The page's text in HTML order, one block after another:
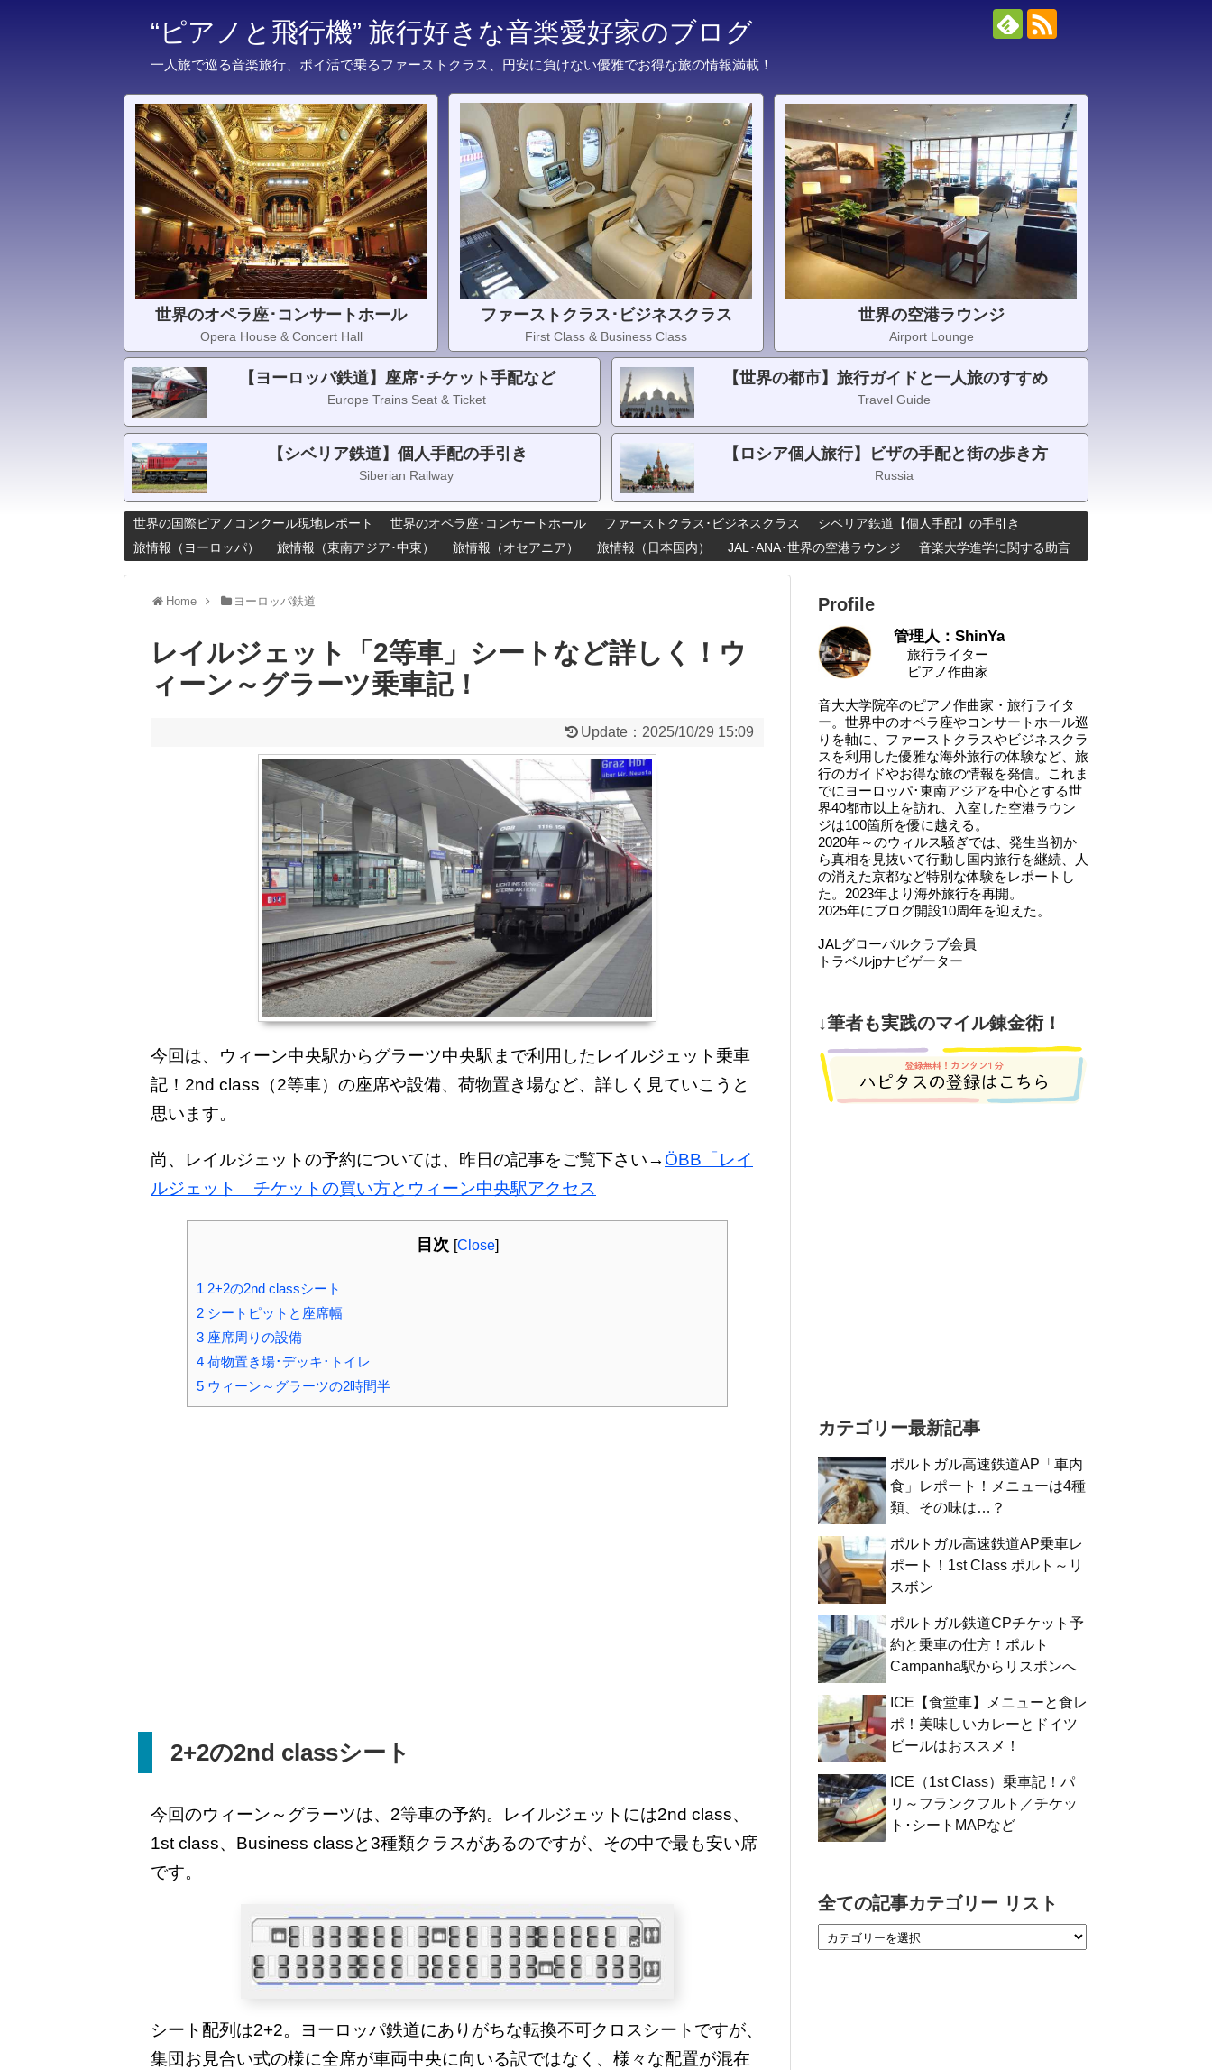
“ピアノと飛行機” 旅行好きな音楽愛好家のブログ
一人旅で巡る音楽旅行、ポイ活で乗るファーストクラス、円安に負けない優雅でお得な旅の情報満載！
世界のオペラ座･コンサートホール
Opera House & Concert Hall
ファーストクラス･ビジネスクラス
First Class & Business Class
世界の空港ラウンジ
Airport Lounge
【ヨーロッパ鉄道】座席･チケット手配など
Europe Trains Seat & Ticket
【シベリア鉄道】個人手配の手引き
Siberian Railway
【世界の都市】旅行ガイドと一人旅のすすめ
Travel Guide
【ロシア個人旅行】ビザの手配と街の歩き方
Russia
世界の国際ピアノコンクール現地レポート 世界のオペラ座･コンサートホール ファーストクラス･ビジネスクラス
シベリア鉄道【個人手配】の手引き
旅情報（ヨーロッパ）
旅情報（東南アジア･中東） 旅情報（オセアニア） 旅情報（日本国内） JAL･ANA･世界の空港ラウンジ 音楽大学進学に関する助言
Home ヨーロッパ鉄道
レイルジェット「2等車」シートなど詳しく！ウ
ィーン～グラーツ乗車記！
Update： 2025/10/29 15:09
今回は、ウィーン中央駅からグラーツ中央駅まで利用したレイルジェット乗車
記！2nd class（2等車）の座席や設備、荷物置き場など、詳しく見ていこうと
思います。
尚、レイルジェットの予約については、昨日の記事をご覧下さい→ ÖBB「レイ
ルジェット」チケットの買い方とウィーン中央駅アクセス
目次 [Close]
1 2+2の2nd classシート
2 シートピットと座席幅
3 座席周りの設備
4 荷物置き場･デッキ･トイレ
5 ウィーン～グラーツの2時間半
2+2の2nd classシート
今回のウィーン～グラーツは、2等車の予約。レイルジェットには2nd class、
1st class、Business classと3種類クラスがあるのですが、その中で最も安い席
です。
シート配列は2+2。ヨーロッパ鉄道にありがちな転換不可クロスシートですが、
集団お見合い式の様に全席が車両中央に向いる訳ではなく、様々な配置が混在
Profile
管理人：ShinYa
旅行ライター
ピアノ作曲家
音大大学院卒のピアノ作曲家・旅行ライタ
ー。世界中のオペラ座やコンサートホール巡
りを軸に、ファーストクラスやビジネスクラ
スを利用した優雅な海外旅行の体験など、旅
行のガイドやお得な旅の情報を発信。これま
でにヨーロッパ･東南アジアを中心とする世
界40都市以上を訪れ、入室した空港ラウン
ジは100箇所を優に越える。
2020年～のウィルス騒ぎでは、発生当初か
ら真相を見抜いて行動し国内旅行を継続、人
の消えた京都など特別な体験をレポートし
た。2023年より海外旅行を再開。
2025年にブログ開設10周年を迎えた。
JALグローバルクラブ会員
トラベルjpナビゲーター
↓筆者も実践のマイル錬金術！
カテゴリー最新記事
ポルトガル高速鉄道AP「車内
食」レポート！メニューは4種
類、その味は…？
ポルトガル高速鉄道AP乗車レ
ポート！1st Class ポルト～リ
スボン
ポルトガル鉄道CPチケット予
約と乗車の仕方！ポルト
Campanha駅からリスボンへ
ICE【食堂車】メニューと食レ
ポ！美味しいカレーとドイツ
ビールはおススメ！
ICE（1st Class）乗車記！パ
リ～フランクフルト／チケッ
ト･シートMAPなど
全ての記事カテゴリー リスト